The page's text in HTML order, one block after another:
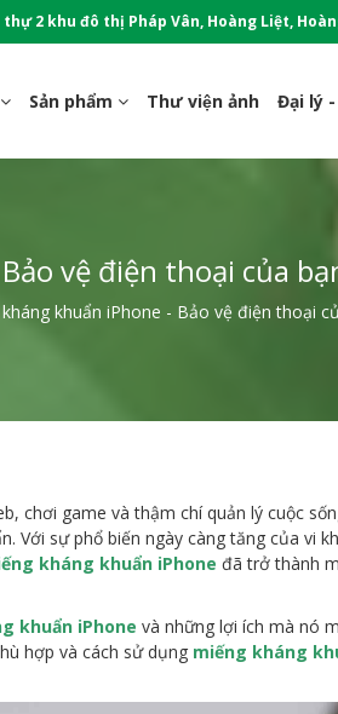
2 khu đô thị Pháp Vân, Hoàng Liệt,
Sản phẩm Thư viện ảnh Đại lý
vệ điện thoại của
khuẩn iPhone - Bảo vệ điện thoại
chơi game và thậm chí quản lý cuộc
sự phổ biến ngày càng tăng của vi
kháng khuẩn iPhone đã trở thành
khuẩn iPhone và những lợi ích mà nó
hợp và cách sử dụng miếng kháng